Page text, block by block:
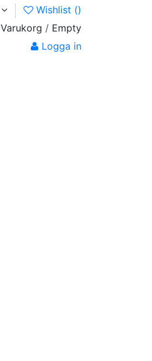
Wishlist ()
Varukorg / Empty
Logga in